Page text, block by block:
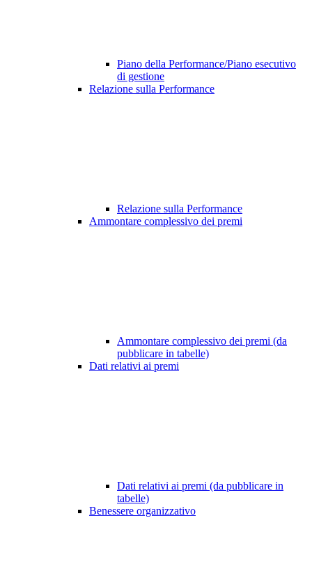
Piano della Performance/Piano esecutivo
di gestione
Relazione sulla Performance
Relazione sulla Performance
Ammontare complessivo dei premi
Ammontare complessivo dei premi (da
pubblicare in tabelle)
Dati relativi ai premi
Dati relativi ai premi (da pubblicare in
tabelle)
Benessere organizzativo